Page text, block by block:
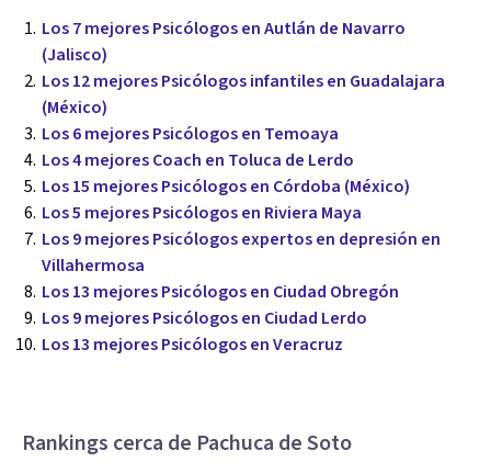
Los 7 mejores Psicólogos en Autlán de Navarro
(Jalisco)
Los 12 mejores Psicólogos infantiles en Guadalajara
(México)
Los 6 mejores Psicólogos en Temoaya
Los 4 mejores Coach en Toluca de Lerdo
Los 15 mejores Psicólogos en Córdoba (México)
Los 5 mejores Psicólogos en Riviera Maya
Los 9 mejores Psicólogos expertos en depresión en
Villahermosa
Los 13 mejores Psicólogos en Ciudad Obregón
Los 9 mejores Psicólogos en Ciudad Lerdo
Los 13 mejores Psicólogos en Veracruz
Rankings cerca de Pachuca de Soto